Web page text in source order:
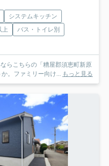
システムキッチン
上
バス・トイレ別
らこちらの「糟屋郡須恵町新原
。ファミリー向け... もっと見る